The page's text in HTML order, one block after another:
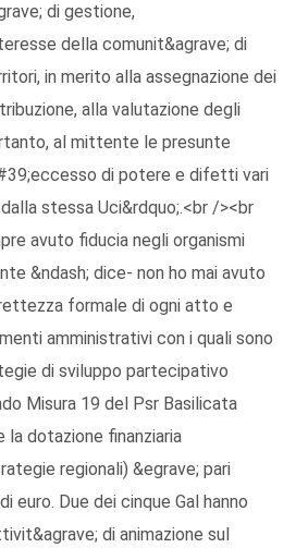
di gestione,
della comunit&agrave; di
in merito alla assegnazione dei
alla valutazione degli
al mittente le presunte
di potere e difetti vari
stessa Uci&rdquo;.<br /><br
avuto fiducia negli organismi
&ndash; dice- non ho mai avuto
formale di ogni atto e
amministrativi con i quali sono
di sviluppo partecipativo
Misura 19 del Psr Basilicata
la dotazione finanziaria
regionali) &egrave; pari
euro. Due dei cinque Gal hanno
di animazione sul